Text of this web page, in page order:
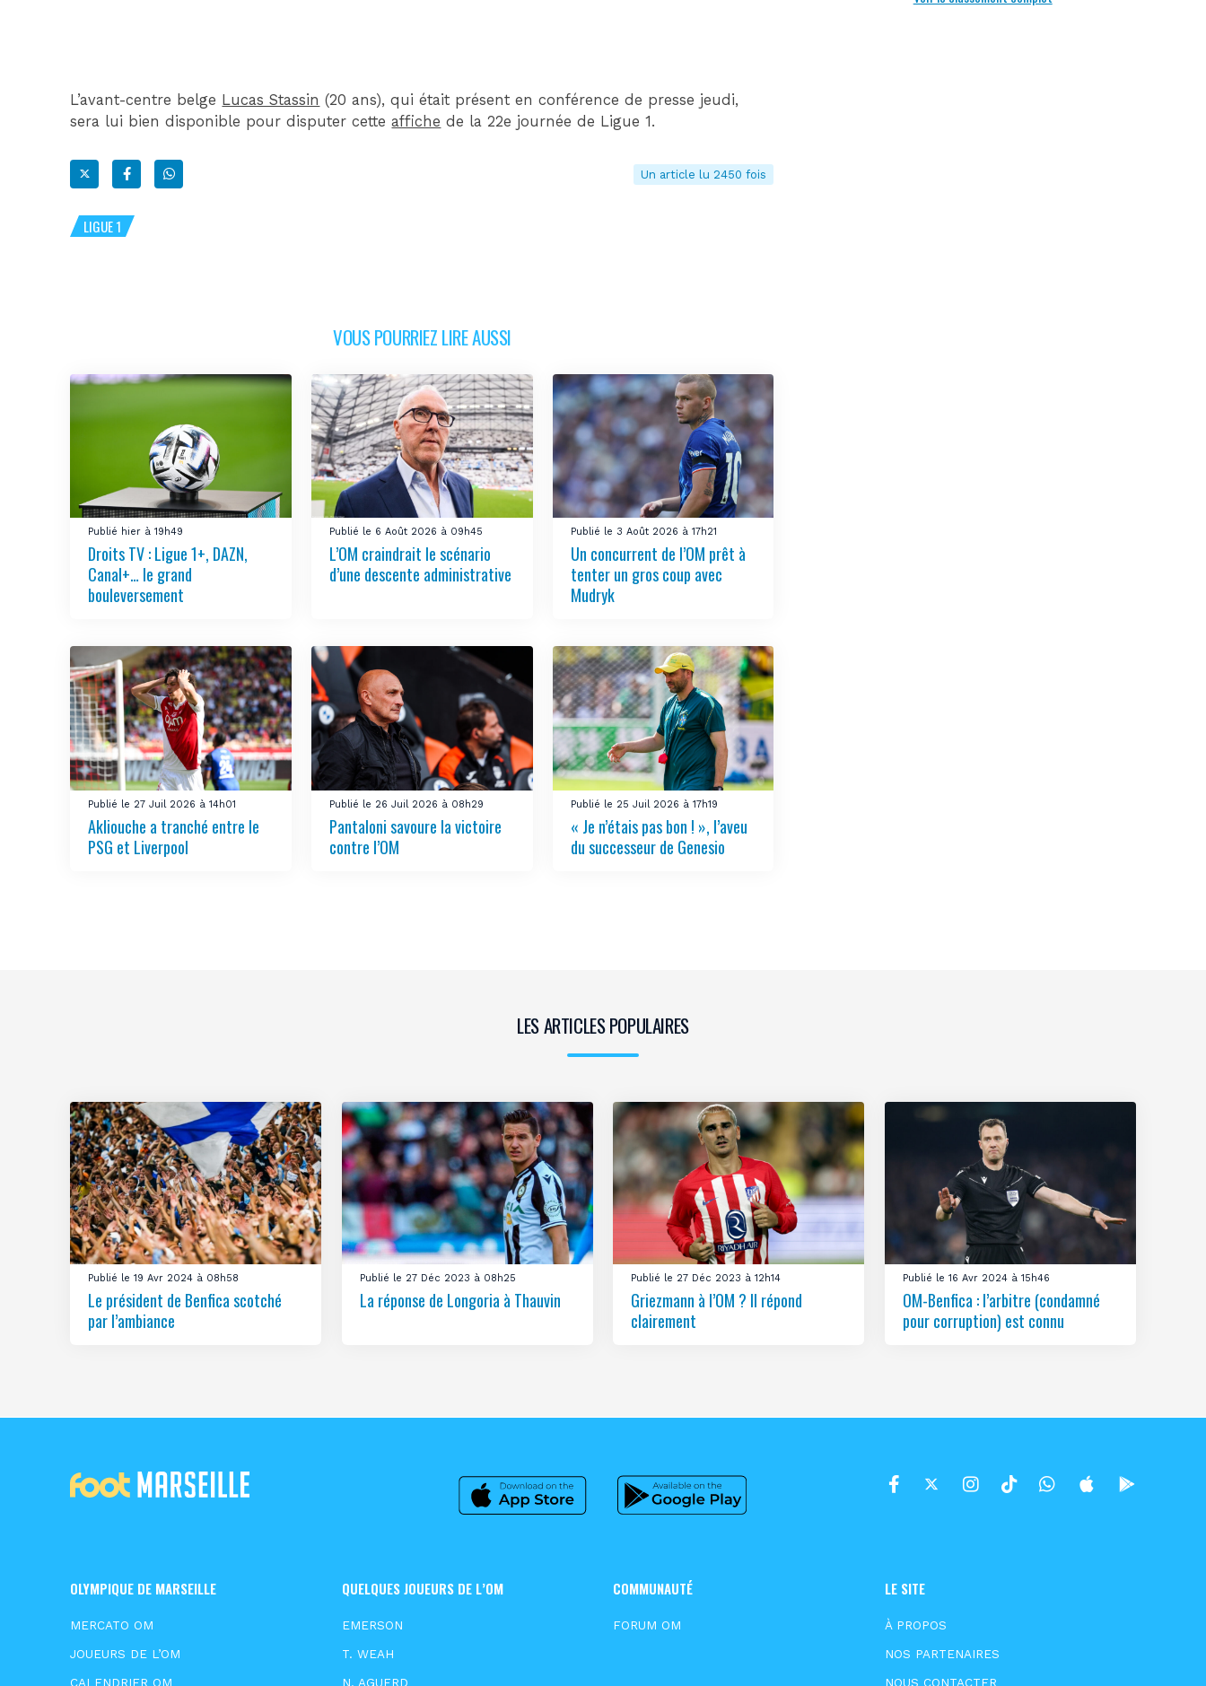
L’avant-centre belge Lucas Stassin (20 ans), qui était présent en conférence de presse jeudi,
sera lui bien disponible pour disputer cetteaffiche de la 22e journée de Ligue 1.
Un article lu 2450 fois
LIGUE 1
VOUS POURRIEZ LIRE AUSSI
Publié hier à 19h49
Droits TV : Ligue 1+, DAZN,
Canal+… le grand
bouleversement
Publié le 6 Août 2026 à 09h45
L’OM craindrait le scénario
d’une descente administrative
Publié le 3 Août 2026 à 17h21
Un concurrent de l’OM prêt à
tenter un gros coup avec
Mudryk
Publié le 27 Juil 2026 à 14h01
Akliouche a tranché entre le
PSG et Liverpool
Publié le 26 Juil 2026 à 08h29
Pantaloni savoure la victoire
contre l’OM
Publié le 25 Juil 2026 à 17h19
« Je n’étais pas bon ! », l’aveu
du successeur de Genesio
LES ARTICLES POPULAIRES
Publié le 19 Avr 2024 à 08h58
Le président de Benfica scotché
par l’ambiance
Publié le 27 Déc 2023 à 08h25
La réponse de Longoria à Thauvin
Publié le 27 Déc 2023 à 12h14
Griezmann à l’OM ? Il répond
clairement
Publié le 16 Avr 2024 à 15h46
OM-Benfica : l’arbitre (condamné
pour corruption) est connu
OLYMPIQUE DE MARSEILLE
MERCATO OM
JOUEURS DE L’OM
CALENDRIER OM
QUELQUES JOUEURS DE L’OM
EMERSON
T. WEAH
N. AGUERD
COMMUNAUTÉ
FORUM OM
LE SITE
À PROPOS
NOS PARTENAIRES
NOUS CONTACTER